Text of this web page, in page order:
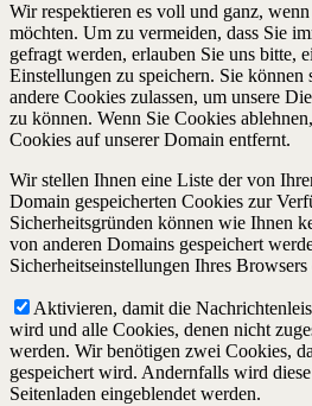
Wir respektieren es voll und ganz,
möchten. Um zu vermeiden, dass Sie
gefragt werden, erlauben Sie uns bitte,
Einstellungen zu speichern. Sie können
andere Cookies zulassen, um unsere
zu können. Wenn Sie Cookies
Cookies auf unserer Domain entfernt.
Wir stellen Ihnen eine Liste der von
Domain gespeicherten Cookies zur
Sicherheitsgründen können wie Ihnen
von anderen Domains gespeichert
Sicherheitseinstellungen Ihres Browsers
Aktivieren, damit die
wird und alle Cookies, denen nicht
werden. Wir benötigen zwei Cookies,
gespeichert wird. Andernfalls wird
Seitenladen eingeblendet werden.